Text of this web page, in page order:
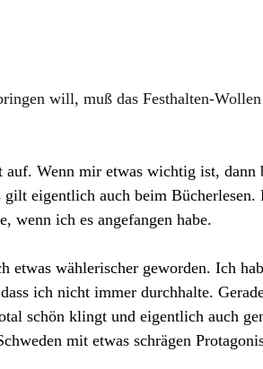
will, muß das Festhalten-Wollen
auf. Wenn mir etwas wichtig ist, dann
gilt eigentlich auch beim
wenn ich es angefangen habe.
etwas wählerischer geworden. Ich
ich nicht immer durchhalte.
schön klingt und eigentlich auch
mit etwas schrägen